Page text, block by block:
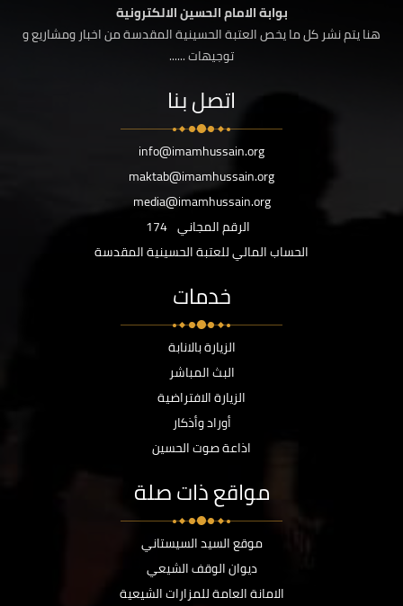
بوابة الامام الحسين الالكترونية
هنا يتم نشر كل ما يخص العتبة الحسينية المقدسة من اخبار ومشاريع و
توجيهات ......
اتصل بنا
info@imamhussain.org
maktab@imamhussain.org
media@imamhussain.org
الرقم المجاني 174
الحساب المالي للعتبة الحسينية المقدسة
خدمات
الزيارة بالانابة
البث المباشر
الزيارة الافتراضية
أوراد وأذكار
اذاعة صوت الحسين
مواقع ذات صلة
موقع السيد السيستاني
ديوان الوقف الشيعي
الامانة العامة للمزارات الشيعية